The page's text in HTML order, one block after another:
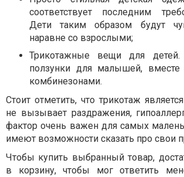
соответствует последним
Дети таким образом будут
наравне со взрослыми;
Трикотажные вещи для
ползунки для малышей,
комбинезонами.
Стоит отметить, что трикотаж
не вызывает раздражения,
фактор очень важен для самых
имеют возможности сказать про свои
Чтобы купить выбранный товар,
в корзину, чтобы мог ответить